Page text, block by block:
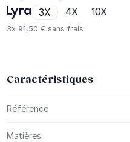
3X 4X 10X
3x 91,50 € sans frais
Caractéristiques
Référence
Matières